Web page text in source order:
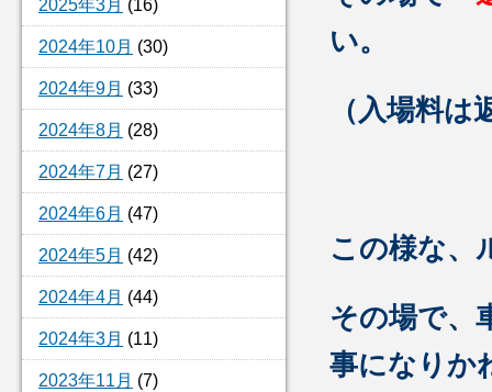
2025年3月 (16)
2024年10月 (30)
2024年9月 (33)
2024年8月 (28)
2024年7月 (27)
2024年6月 (47)
2024年5月 (42)
2024年4月 (44)
2024年3月 (11)
2023年11月 (7)
い。
（入場料
この様な、
その場で、
事になりか